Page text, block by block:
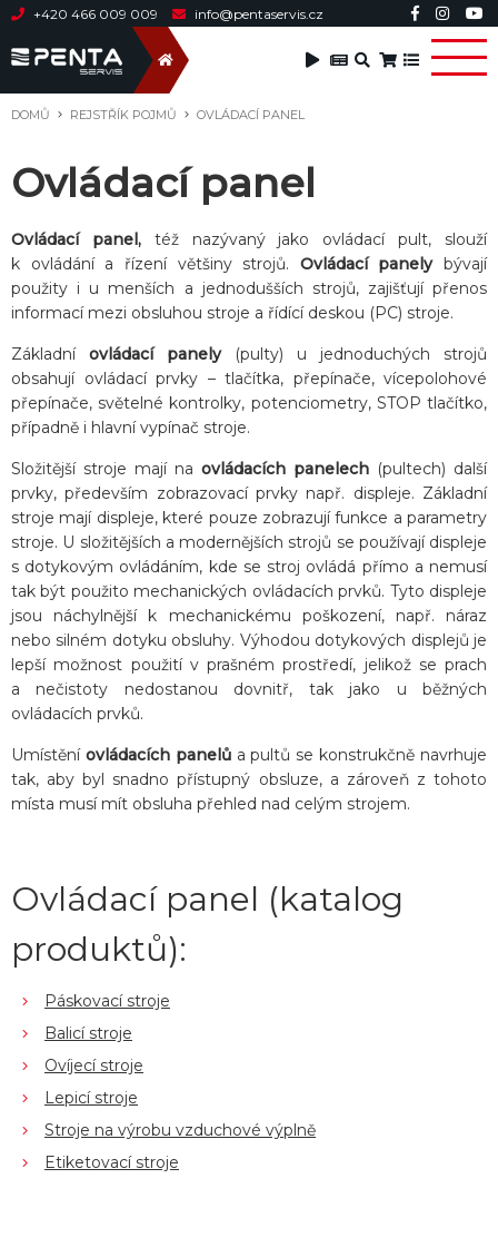
+420 466 009 009 info@pentaservis.cz
DOMŮ REJSTŘÍK POJMŮ OVLÁDACÍ PANEL
Ovládací panel
Ovládací panel,též nazývaný jako ovládací pult, slouží
k ovládání a řízení většiny strojů. Ovládací panelybývají
použity i u menších a jednodušších strojů, zajišťují přenos
informací mezi obsluhou stroje a řídící deskou (PC) stroje.
Základní ovládací panely(pulty) u jednoduchých strojů
obsahují ovládací prvky – tlačítka, přepínače, vícepolohové
přepínače, světelné kontrolky, potenciometry, STOP tlačítko,
případně i hlavní vypínač stroje.
Složitější stroje mají na ovládacích panelech (pultech) další
prvky, především zobrazovací prvky např. displeje. Základní
stroje mají displeje, které pouze zobrazují funkce a parametry
stroje. U složitějších a modernějších strojů se používají displeje
s dotykovým ovládáním, kde se stroj ovládá přímo a nemusí
tak být použito mechanických ovládacích prvků. Tyto displeje
jsou náchylnější k mechanickému poškození, např. náraz
nebo silném dotyku obsluhy. Výhodou dotykových displejů je
lepší možnost použití v prašném prostředí, jelikož se prach
a nečistoty nedostanou dovnitř, tak jako u běžných
ovládacích prvků.
Umístění ovládacích panelůa pultů se konstrukčně navrhuje
tak, aby byl snadno přístupný obsluze, a zároveň z tohoto
místa musí mít obsluha přehled nad celým strojem.
Ovládací panel (katalog
produktů):
Páskovací stroje
Balicí stroje
Ovíjecí stroje
Lepicí stroje
Stroje na výrobu vzduchové výplně
Etiketovací stroje